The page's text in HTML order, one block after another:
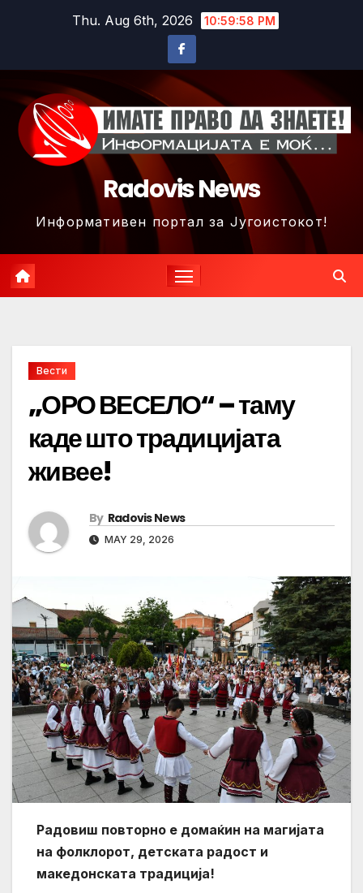
Thu. Aug 6th, 2026 11:00:01 PM
Radovis News
Информативен портал за Југоистокот!
Вести
„ОРО ВЕСЕЛО“ – таму
каде што традицијата
живее!
By Radovis News
MAY 29, 2026
Радовиш повторно е домаќин на магијата
на фолклорот, детската радост и
македонската традиција!